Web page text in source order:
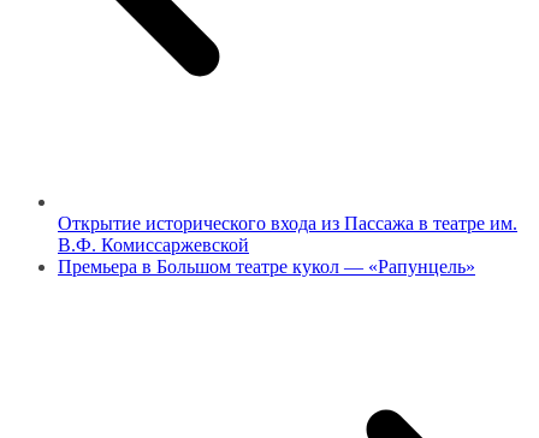
Открытие исторического входа из Пассажа в театре им.
В.Ф. Комиссаржевской
Премьера в Большом театре кукол — «Рапунцель»